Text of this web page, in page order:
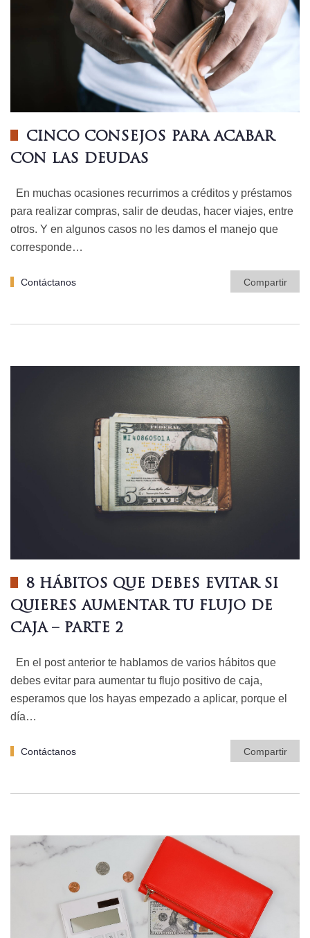
CINCO CONSEJOS PARA ACABAR
CON LAS DEUDAS
En muchas ocasiones recurrimos a créditos y préstamos
para realizar compras, salir de deudas, hacer viajes, entre
otros. Y en algunos casos no les damos el manejo que
corresponde…
Contáctanos Compartir
8 HÁBITOS QUE DEBES EVITAR SI
QUIERES AUMENTAR TU FLUJO DE
CAJA – PARTE 2
En el post anterior te hablamos de varios hábitos que
debes evitar para aumentar tu flujo positivo de caja,
esperamos que los hayas empezado a aplicar, porque el
día…
Contáctanos Compartir